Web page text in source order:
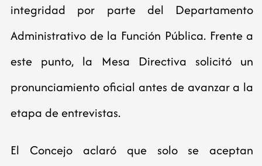
integridad por parte del Departamento
Administrativo de la Función Pública. Frente a
este punto, la Mesa Directiva solicitó un
pronunciamiento oficial antes de avanzar a la
etapa de entrevistas.
El Concejo aclaró que solo se aceptan